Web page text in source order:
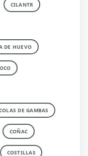
CILANTR
DE HUEVO
DE GAMBAS
COÑAC
COSTILLAS